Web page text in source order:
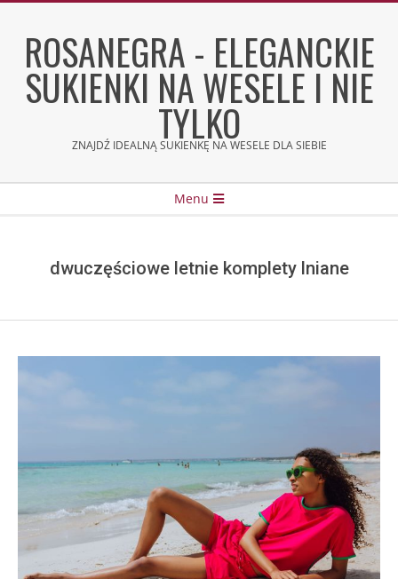
contentROSANEGRA - ELEGANCKIE
SUKIENKI NA WESELE I NIE
TYLKO
ZNAJDŹ IDEALNĄ SUKIENKĘ NA WESELE DLA SIEBIE
Menu
dwuczęściowe letnie komplety lniane